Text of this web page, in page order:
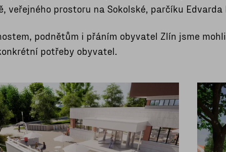
veřejného prostoru na Sokolské, parčíku
podnětům i přáním obyvatel Zlín jsme
potřeby obyvatel.